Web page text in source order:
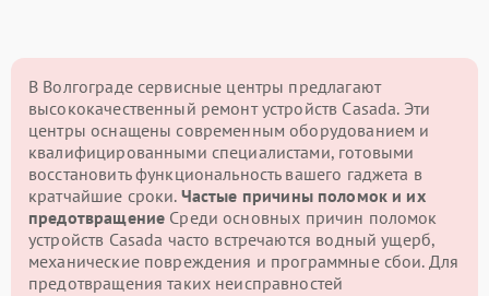
В Волгограде сервисные центры предлагают
высококачественный ремонт устройств Casada. Эти
центры оснащены современным оборудованием и
квалифицированными специалистами, готовыми
восстановить функциональность вашего гаджета в
кратчайшие сроки. Частые причины поломок и их
предотвращение Среди основных причин поломок
устройств Casada часто встречаются водный ущерб,
механические повреждения и программные сбои. Для
предотвращения таких неисправностей